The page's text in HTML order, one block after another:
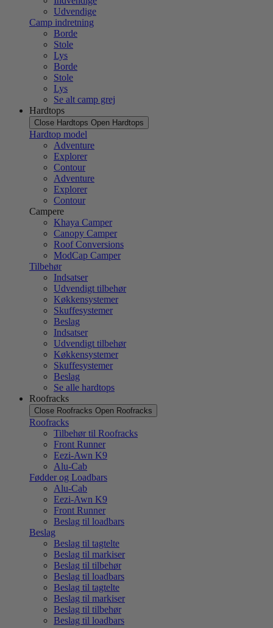
Udvendige
Camp indretning
Borde
Stole
Lys
Borde
Stole
Lys
Se alt camp grej
Hardtops
Close Hardtops Open Hardtops
Hardtop model
Adventure
Explorer
Contour
Adventure
Explorer
Contour
Campere
Khaya Camper
Canopy Camper
Roof Conversions
ModCap Camper
Tilbehør
Indsatser
Udvendigt tilbehør
Køkkensystemer
Skuffesystemer
Beslag
Indsatser
Udvendigt tilbehør
Køkkensystemer
Skuffesystemer
Beslag
Se alle hardtops
Roofracks
Close Roofracks Open Roofracks
Roofracks
Tilbehør til Roofracks
Front Runner
Eezi-Awn K9
Alu-Cab
Fødder og Loadbars
Alu-Cab
Eezi-Awn K9
Front Runner
Beslag til loadbars
Beslag
Beslag til tagtelte
Beslag til markiser
Beslag til tilbehør
Beslag til loadbars
Beslag til tagtelte
Beslag til markiser
Beslag til tilbehør
Beslag til loadbars